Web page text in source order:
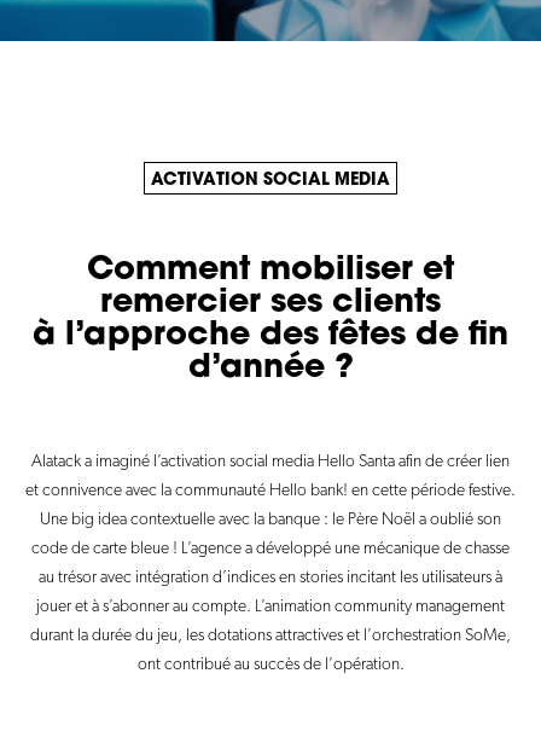
ACTIVATION SOCIAL MEDIA
Comment mobiliser et
remercier ses clients
à l’approche des fêtes de fin
d’année ?
Alatack a imaginé l’activation social media Hello Santa afin de créer lien
et connivence avec la communauté Hello bank! en cette période festive.
Une big idea contextuelle avec la banque : le Père Noël a oublié son
code de carte bleue ! L’agence a développé une mécanique de chasse
au trésor avec intégration d’indices en stories incitant les utilisateurs à
jouer et à s’abonner au compte. L’animation community management
durant la durée du jeu, les dotations attractives et l’orchestration SoMe,
ont contribué au succès de l’opération.